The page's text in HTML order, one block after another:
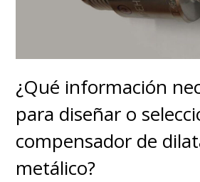
¿Qué información
para diseñar o
compensador de
metálico?